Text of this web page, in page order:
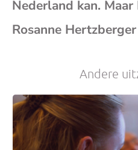
Nederland kan.
Rosanne
Andere